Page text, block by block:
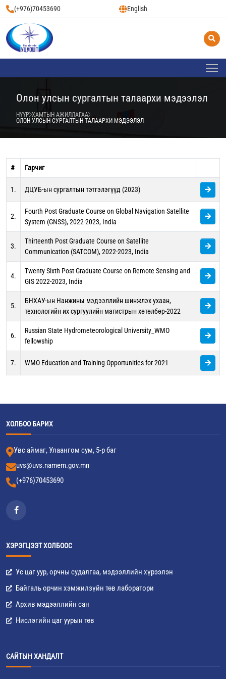
(+976)70453690 English
Олон улсын сургалтын талаархи мэдээлэл
НҮҮР ХАМТЫН АЖИЛЛАГАА
ОЛОН УЛСЫН СУРГАЛТЫН ТАЛААРХИ МЭДЭЭЛЭЛ
# Гарчиг
1. ДЦУБ-ын сургалтын тэтгэлэгүүд (2023)
2.
Fourth Post Graduate Course on Global Navigation Satellite
System (GNSS), 2022-2023, India
3.
Thirteenth Post Graduate Course on Satellite
Communication (SATCOM), 2022-2023, India
4.
Twenty Sixth Post Graduate Course on Remote Sensing and
GIS 2022-2023, India
5.
БНХАУ-ын Нанжины мэдээллийн шинжлэх ухаан,
технологийн их сургуулийн магистрын хөтөлбөр-2022
6.
Russian State Hydrometeorological University_WMO
fellowship
7. WMO Education and Training Opportunities for 2021
ХОЛБОО БАРИХ
Увс аймаг, Улаангом сум, 5-р баг
uvs@uvs.namem.gov.mn
(+976)70453690
ХЭРЭГЦЭЭТ ХОЛБООС
Ус цаг уур, орчны судалгаа, мэдээллийн хүрээлэн
Байгаль орчин хэмжилзүйн төв лаборатори
Архив мэдээллийн сан
Нислэгийн цаг уурын төв
САЙТЫН ХАНДАЛТ